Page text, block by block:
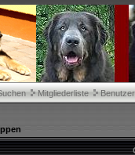
Mitgliederliste